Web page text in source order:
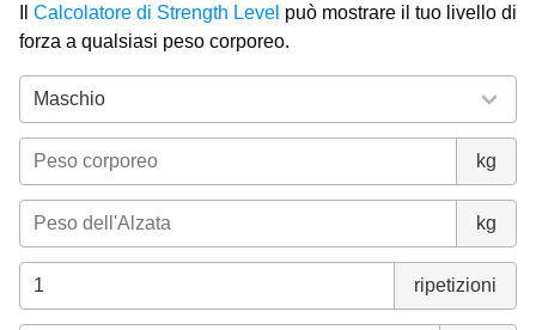
Calcolatore di Strength Level può mostrare il tuo livello di
forza a qualsiasi peso corporeo.
kg
kg
ripetizioni